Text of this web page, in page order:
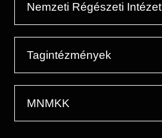
Nemzeti Régészeti Intézet
Tagintézmények
MNMKK